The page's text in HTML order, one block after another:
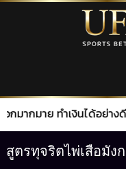
ทำเงินได้อย่างดีแน่นอน เข้
สูตรทุจริตไพ่เสือมัง